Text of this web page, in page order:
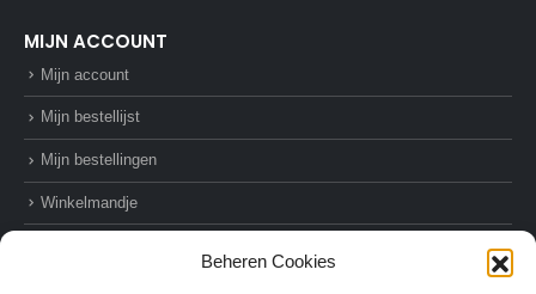
Beheren Cookies
MIJN ACCOUNT
Mijn account
Mijn bestellijst
Mijn bestellingen
Winkelmandje